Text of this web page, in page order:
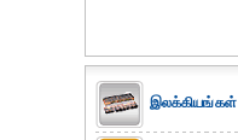
இலக்கியங்கள்